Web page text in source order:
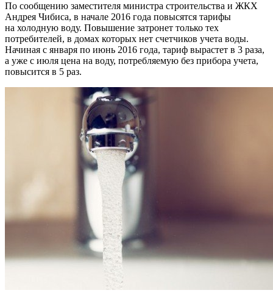
По сообщению заместителя министра строительства и ЖКХ
Андрея Чибиса, в начале 2016 года повысятся тарифы
на холодную воду. Повышение затронет только тех
потребителей, в домах которых нет счетчиков учета воды.
Начиная с января по июнь 2016 года, тариф вырастет в 3 раза,
а уже с июля цена на воду, потребляемую без прибора учета,
повысится в 5 раз.